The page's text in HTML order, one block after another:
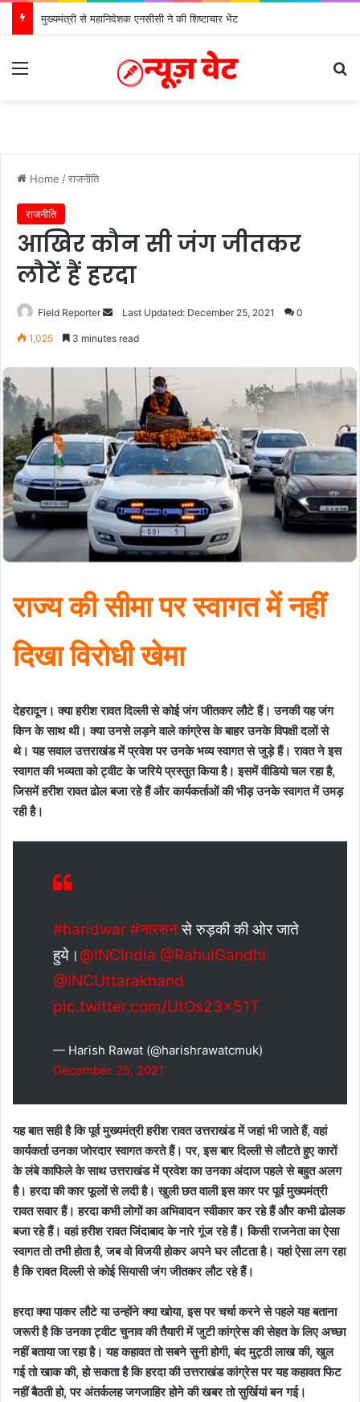
मुख्यमंत्री से महानिदेशक एनसीसी ने की शिष्टाचार भेंट
Menu
Home /राजनीति
राजनीति
आखिर कौन सी जंग जीतकर
लौटें हैं हरदा
Field Reporter
SendLast Updated: December 25, 2021 0
1,025 3 minutes read
राज्य की सीमा पर स्वागत में नहीं
दिखा विरोधी खेमा
देहरादून। क्या हरीश रावत दिल्ली से कोई जंग जीतकर लौटे हैं। उनकी यह जंग
किन के साथ थी। क्या उनसे लड़ने वाले कांग्रेस के बाहर उनके विपक्षी दलों से
थे। यह सवाल उत्तराखंड में प्रवेश पर उनके भव्य स्वागत से जुड़े हैं। रावत ने इस
स्वागत की भव्यता को ट्वीट के जरिये प्रस्तुत किया है। इसमें वीडियो चल रहा है,
जिसमें हरीश रावत ढोल बजा रहे हैं और कार्यकर्ताओं की भीड़ उनके स्वागत में उमड़
रही है।
#haridwar #नारसनसे रुड़की की ओर जाते
हुये। @INCIndia @RahulGandhi
@INCUttarakhand
pic.twitter.com/UtOs23x51T
— Harish Rawat (@harishrawatcmuk)
December 25, 2021
यह बात सही है कि पूर्व मुख्यमंत्री हरीश रावत उत्तराखंड में जहां भी जाते हैं,वहां
कार्यकर्ता उनका जोरदार स्वागत करते हैं। पर,इस बार दिल्ली से लौटते हुए कारों
के लंबे काफिले के साथ उत्तराखंड में प्रवेश का उनका अंदाज पहले से बहुत अलग
है। हरदा की कार फूलों से लदी है। खुली छत वाली इस कार पर पूर्व मुख्यमंत्री
रावत सवार हैं। हरदा कभी लोगों का अभिवादन स्वीकार कर रहे हैं और कभी ढोलक
बजा रहे हैं। वहां हरीश रावत जिंदाबाद के नारे गूंज रहे हैं। किसी राजनेता का ऐसा
स्वागत तो तभी होता है,जब वो विजयी होकर अपने घर लौटता है। यहां ऐसा लग रहा
है कि रावत दिल्ली से कोई सियासी जंग जीतकर लौट रहे हैं।
हरदा क्या पाकर लौटे या उन्होंने क्या खोया,इस पर चर्चा करने से पहले यह बताना
जरूरी है कि उनका ट्वीट चुनाव की तैयारी में जुटी कांग्रेस की सेहत के लिए अच्छा
नहीं बताया जा रहा है। यह कहावत तो सबने सुनी होगी,बंद मुट्ठी लाख की,खुल
गई तो खाक की,हो सकता है कि हरदा की उत्तराखंड कांग्रेस पर यह कहावत फिट
नहीं बैठती हो,पर अंतर्कलह जगजाहिर होने की खबर तो सुर्खियां बन गई।